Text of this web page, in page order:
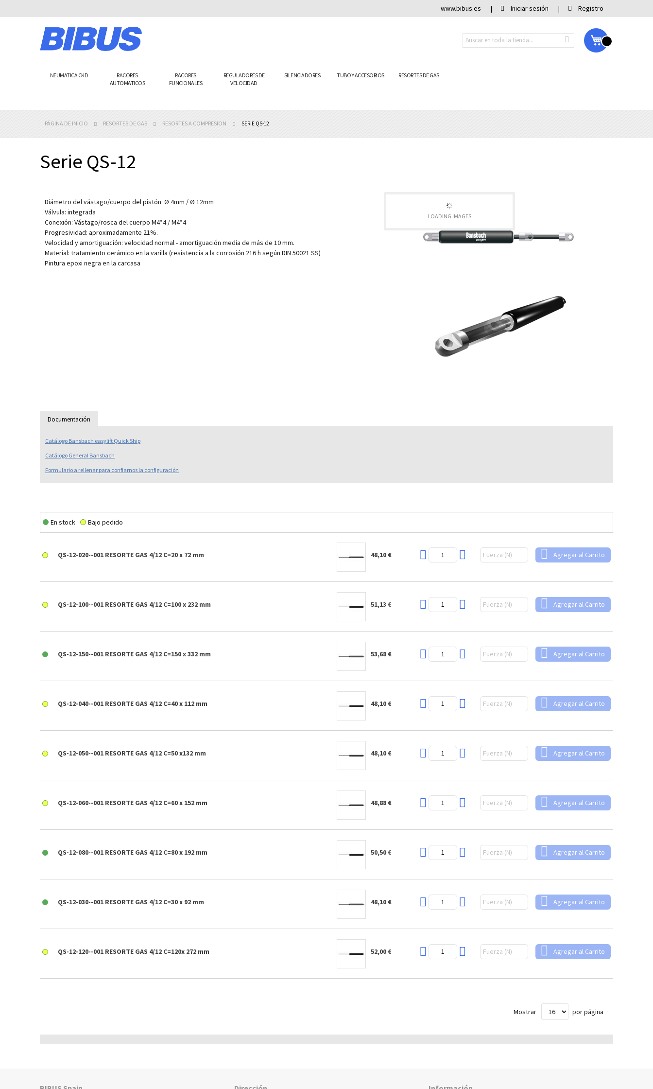
al
contenido
Mi carrito
www.bibus.es Iniciar sesión Registro
NEUMATICA CKD
RACORES
AUTOMATICOS
RACORES
FUNCIONALES
REGULADORES DE
VELOCIDAD
SILENCIADORES TUBO Y ACCESORIOS RESORTES DE GAS
PÁGINA DE INICIO RESORTES DE GAS RESORTES A COMPRESION SERIE QS-12
Serie QS-12
LOADING IMAGES
Diámetro del vástago/cuerpo del pistón: Ø 4mm / Ø 12mm
Válvula: integrada
Conexión: Vástago/rosca del cuerpo M4*4 / M4*4
Progresividad: aproximadamente 21%.
Velocidad y amortiguación: velocidad normal - amortiguación media de más de 10 mm.
Material: tratamiento cerámico en la varilla (resistencia a la corrosión 216 h según DIN 50021 SS)
Pintura epoxi negra en la carcasa
Documentación
Catálogo Bansbach easylift Quick Ship
Catálogo General Bansbach
Formulario a rellenar para confiarnos la configuración
En stock Bajo pedido
QS-12-020--001 RESORTE GAS 4/12 C=20 x 72 mm 48,10 € Agregar al Carrito
QS-12-100--001 RESORTE GAS 4/12 C=100 x 232 mm 51,13 € Agregar al Carrito
QS-12-150--001 RESORTE GAS 4/12 C=150 x 332 mm 53,68 € Agregar al Carrito
QS-12-040--001 RESORTE GAS 4/12 C=40 x 112 mm 48,10 € Agregar al Carrito
QS-12-050--001 RESORTE GAS 4/12 C=50 x132 mm 48,10 € Agregar al Carrito
QS-12-060--001 RESORTE GAS 4/12 C=60 x 152 mm 48,88 € Agregar al Carrito
QS-12-080--001 RESORTE GAS 4/12 C=80 x 192 mm 50,50 € Agregar al Carrito
QS-12-030--001 RESORTE GAS 4/12 C=30 x 92 mm 48,10 € Agregar al Carrito
QS-12-120--001 RESORTE GAS 4/12 C=120x 272 mm 52,00 € Agregar al Carrito
Mostrar por página